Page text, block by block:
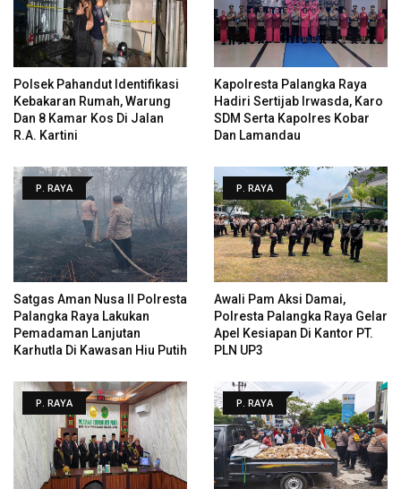
Polsek Pahandut Identifikasi
Kebakaran Rumah, Warung
Dan 8 Kamar Kos Di Jalan
R.A. Kartini
Kapolresta Palangka Raya
Hadiri Sertijab Irwasda, Karo
SDM Serta Kapolres Kobar
Dan Lamandau
P. RAYA
Satgas Aman Nusa II Polresta
Palangka Raya Lakukan
Pemadaman Lanjutan
Karhutla Di Kawasan Hiu Putih
P. RAYA
Awali Pam Aksi Damai,
Polresta Palangka Raya Gelar
Apel Kesiapan Di Kantor PT.
PLN UP3
P. RAYA P. RAYA